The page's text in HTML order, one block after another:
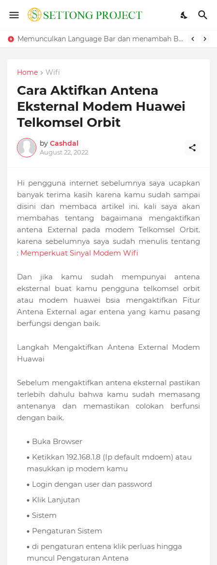
Memunculkan Language Bar dan menambah Bahasa pada Windows
Home Wifi
Cara Aktifkan Antena
Eksternal Modem Huawei
Telkomsel Orbit
by Cashdal
August 22, 2022
Hi pengguna internet sebelumnya saya ucapkan
banyak terima kasih karena kamu sudah sampai
disini dan membaca artikel ini. kali saya akan
membahas tentang bagaimana mengaktifkan
antena External pada modem Telkomsel Orbit.
karena sebelumnya saya sudah menulis tentang
: Memperkuat Sinyal Modem Wifi
Dan jika kamu sudah mempunyai antena
eksternal buat kamu pengguna telkomsel orbit
atau modem huawei bsia mengaktifkan Fitur
Antena External agar entena yang kamu pasang
berfungsi dengan baik.
Langkah Mengaktifkan Antena External Modem
Huawai
Sebelum mengaktifkan antena eksternal pastikan
terlebih dahulu bahwa kamu sudah memasang
antenanya dan memastikan colokan berfunsi
dengan baik.
Buka Browser
Ketikkan 192.168.1.8 (Ip default mdoem) atau
masukkan ip modem kamu
Login dengan user dan password
Klik Lanjutan
Sistem
Pengaturan Sistem
di pengaturan entena klik perluas hingga
muncul Pengaturan Antena